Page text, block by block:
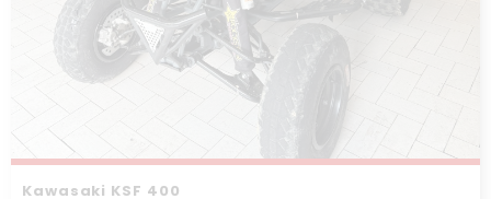
Kawasaki KSF 400